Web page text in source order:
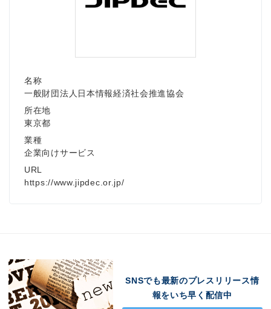
名称
一般財団法人日本情報経済社会推進協会
所在地
東京都
業種
企業向けサービス
URL
https://www.jipdec.or.jp/
SNSでも最新のプレスリリース情
報をいち早く配信中